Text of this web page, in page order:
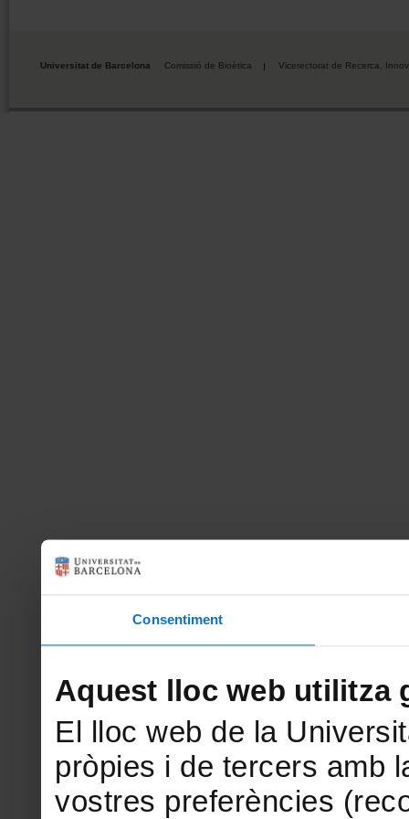
Consentiment
Aquest lloc web utilitza
El lloc web de la
pròpies i de tercers amb
vostres preferències
Universitat de Barcelona Comissió de Bioètica Vicerectorat de Recerca,